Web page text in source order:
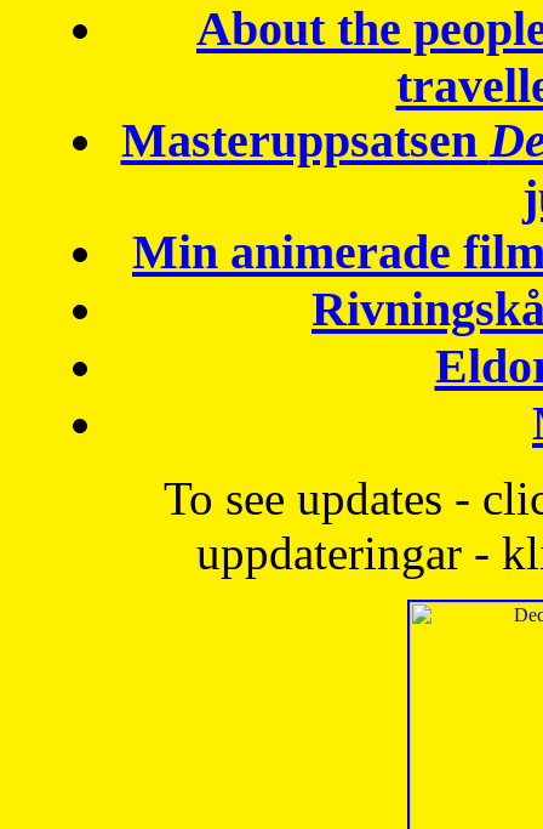
About the
Masteruppsatsen
Min animerade
To see updates -
uppdateringar -